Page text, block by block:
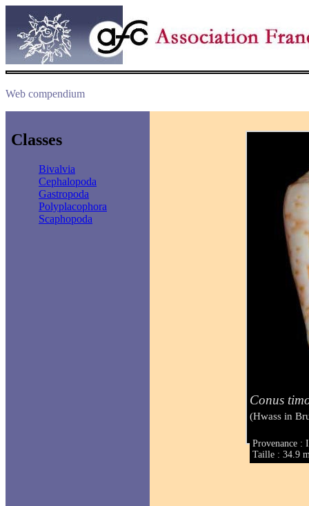
Web compendium
Classes
Bivalvia
Cephalopoda
Gastropoda
Polyplacophora
Scaphopoda
Conus
(Hwass in
Provenance :
Taille : 34.9